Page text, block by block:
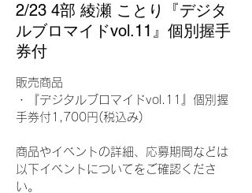
2/23 4部 綾瀬 ことり『デジタ
ルブロマイドvol.11』個別握手
券付
販売商品
・『デジタルブロマイドvol.11』個別握
手券付1,700円(税込み)
商品やイベントの詳細、応募期間などは
以下イベントについてをご確認くださ
い。